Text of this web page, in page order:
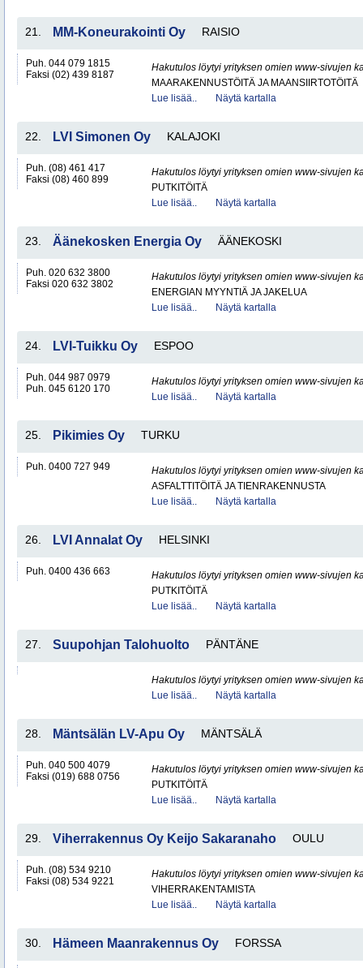
21. MM-Koneurakointi Oy RAISIO
Puh. 044 079 1815
Faksi (02) 439 8187
Hakutulos löytyi yrityksen omien www-sivujen
MAARAKENNUSTÖITÄ JA MAANSIIRTOTÖITÄ
Lue lisää..
Näytä kartalla
22. LVI Simonen Oy KALAJOKI
Puh. (08) 461 417
Faksi (08) 460 899
Hakutulos löytyi yrityksen omien www-sivujen
PUTKITÖITÄ
Lue lisää..
Näytä kartalla
23. Äänekosken Energia Oy ÄÄNEKOSKI
Puh. 020 632 3800
Faksi 020 632 3802
Hakutulos löytyi yrityksen omien www-sivujen
ENERGIAN MYYNTIÄ JA JAKELUA
Lue lisää..
Näytä kartalla
24. LVI-Tuikku Oy ESPOO
Puh. 044 987 0979
Puh. 045 6120 170
Hakutulos löytyi yrityksen omien www-sivujen
Lue lisää..
Näytä kartalla
25. Pikimies Oy TURKU
Puh. 0400 727 949
Hakutulos löytyi yrityksen omien www-sivujen
ASFALTTITÖITÄ JA TIENRAKENNUSTA
Lue lisää..
Näytä kartalla
26. LVI Annalat Oy HELSINKI
Puh. 0400 436 663
Hakutulos löytyi yrityksen omien www-sivujen
PUTKITÖITÄ
Lue lisää..
Näytä kartalla
27. Suupohjan Talohuolto PÄNTÄNE
Hakutulos löytyi yrityksen omien www-sivujen
Lue lisää..
Näytä kartalla
28. Mäntsälän LV-Apu Oy MÄNTSÄLÄ
Puh. 040 500 4079
Faksi (019) 688 0756
Hakutulos löytyi yrityksen omien www-sivujen
PUTKITÖITÄ
Lue lisää..
Näytä kartalla
29. Viherrakennus Oy Keijo Sakaranaho OULU
Puh. (08) 534 9210
Faksi (08) 534 9221
Hakutulos löytyi yrityksen omien www-sivujen
VIHERRAKENTAMISTA
Lue lisää..
Näytä kartalla
30. Hämeen Maanrakennus Oy FORSSA